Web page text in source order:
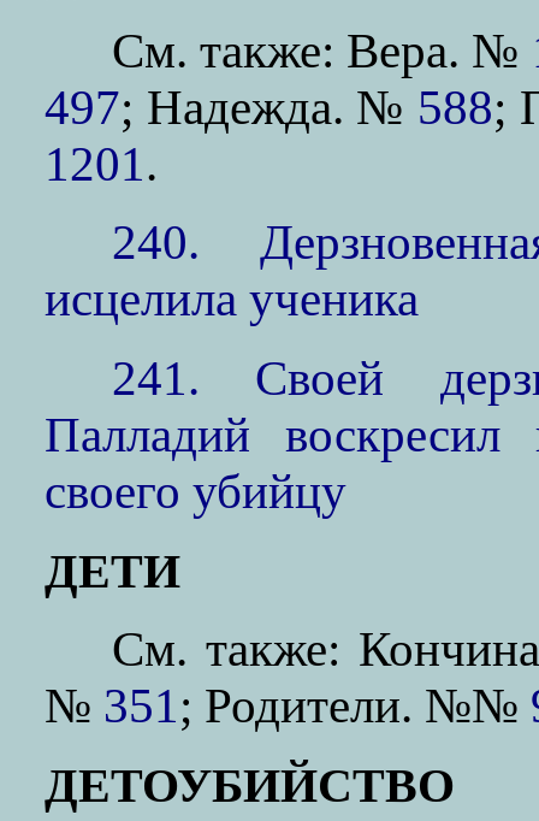
См. также: Вера. №
497; Надежда. № 588;
1201.
240.
исцелила ученика
241. Своей
Палладий
своего убийцу
ДЕТИ
См. также:
№ 351; Родители. №№
ДЕТОУБИЙСТВО